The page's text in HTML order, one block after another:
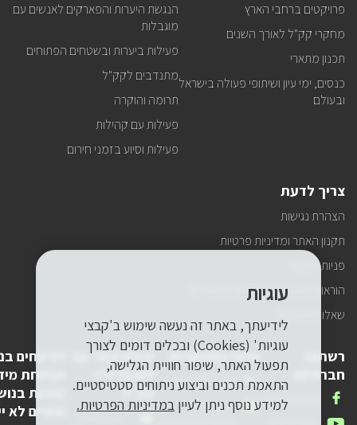
פרויקטים ברחבי הארץ
מחקרי קק"ל לאורך השנים
תכנון מתארי
כנסים, ימי עיון ושיתופי פעולה בישראל
ובעולם
הנגשת היערות והפארקים לאנשים עם
מוגבלות
פעילות ביערות ובשטחים הפתוחים
מתנדבים לקק"ל
תרומה והוקרה
פעילות עם קהילות
פעילות וסיוע בזמני חירום
צריך לדעת
הצהרת נגישות
תקנון האתר ומדיניות פרטיות
פניות הציבור
הוראות התנהגות ובטיחות למטיילים
שאלות ותשובות
רשתות
חברתיות
FACEBOOK
אנחנו
בפייסבוק
פרטי התקשרות
טלפון1-800-250-250
דואר pneyot-
יצירת קשר עם
לשכת יו"ר
קק"ל
לדיווחים
אבטחת
(פניות
אחרים לא
עוגיות
לידיעתך, באתר זה נעשה שימוש ב'קבצי
עוגיות' (Cookies) ובכלים דומים לצורך
תפעול האתר, שיפור חוויית הגלישה,
התאמת תכנים וביצוע ניתוחים סטטיסטיים.
למידע נוסף ניתן לעיין במדיניות הפרטיות.